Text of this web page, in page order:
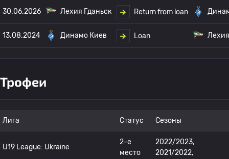
30.06.2026 Лехия Гданьск Return from loan
13.08.2024 Динамо Киев Loan
Трофеи
Лига Статус Сезоны
U19 League: Ukraine
2-е
место
2022/2023,
2021/2022,